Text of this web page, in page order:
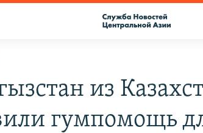
из
гумпомощь